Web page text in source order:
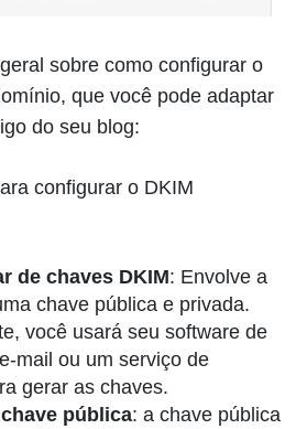
sobre como configurar o
que você pode adaptar
do seu blog:
configurar o DKIM
de chaves DKIM: Envolve a
chave pública e privada.
você usará seu software de
mail ou um serviço de
gerar as chaves.
pública: a chave pública